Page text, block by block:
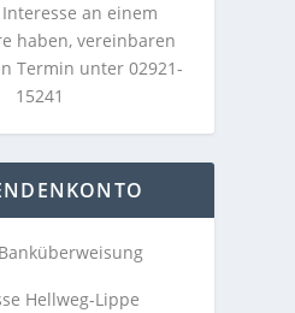
an einem
haben, vereinbaren
Termin unter 02921-
15241
Hellweg-Lippe